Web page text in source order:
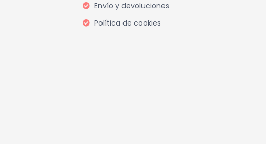
Envío y devoluciones
Política de cookies